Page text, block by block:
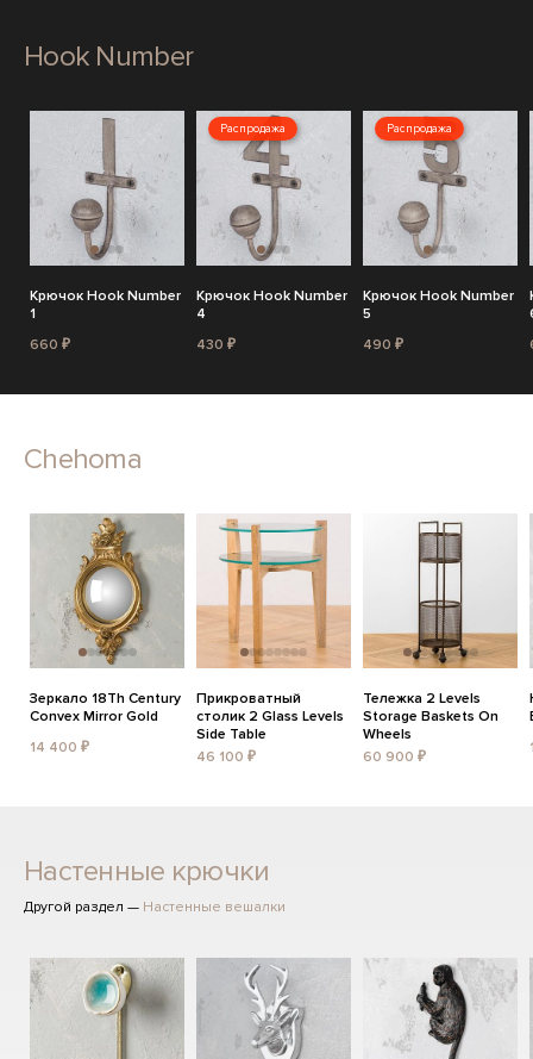
Hook Number
Крючок Hook Number
1
660 ₽
Распродажа
Крючок Hook Number
4
430 ₽
Распродажа
Крючок Hook Number
5
490 ₽
Chehoma
Зеркало 18Th Century
Convex Mirror Gold
14 400 ₽
Прикроватный
столик 2 Glass Levels
Side Table
46 100 ₽
Тележка 2 Levels
Storage Baskets On
Wheels
60 900 ₽
Настенные крючки
Другой раздел — Настенные вешалки